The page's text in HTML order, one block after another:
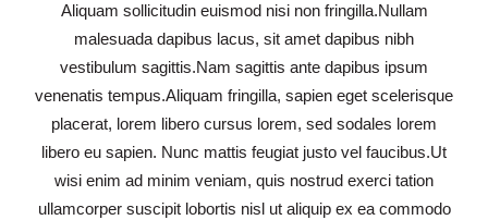
Aliquam sollicitudin euismod nisi non fringilla.Nullam
malesuada dapibus lacus, sit amet dapibus nibh
vestibulum sagittis.Nam sagittis ante dapibus ipsum
venenatis tempus.Aliquam fringilla, sapien eget scelerisque
placerat, lorem libero cursus lorem, sed sodales lorem
libero eu sapien. Nunc mattis feugiat justo vel faucibus.Ut
wisi enim ad minim veniam, quis nostrud exerci tation
ullamcorper suscipit lobortis nisl ut aliquip ex ea commodo